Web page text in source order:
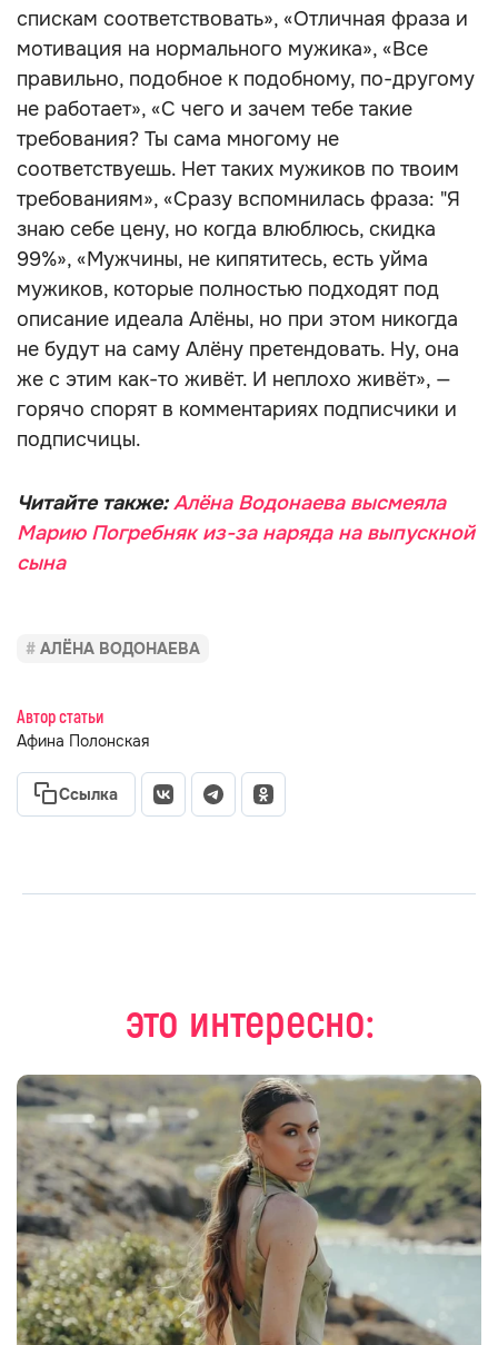
спискам соответствовать», «Отличная фраза и
мотивация на нормального мужика», «Все
правильно, подобное к подобному, по-другому
не работает», «С чего и зачем тебе такие
требования? Ты сама многому не
соответствуешь. Нет таких мужиков по твоим
требованиям», «Сразу вспомнилась фраза: "Я
знаю себе цену, но когда влюблюсь, скидка
99%», «Мужчины, не кипятитесь, есть уйма
мужиков, которые полностью подходят под
описание идеала Алёны, но при этом никогда
не будут на саму Алёну претендовать. Ну, она
же с этим как-то живёт. И неплохо живёт», —
горячо спорят в комментариях подписчики и
подписчицы.
Читайте также: Алёна Водонаева высмеяла
Марию Погребняк из-за наряда на выпускной
сына
АЛЁНА ВОДОНАЕВА
Автор статьи
Афина Полонская
Ссылка
это интересно: